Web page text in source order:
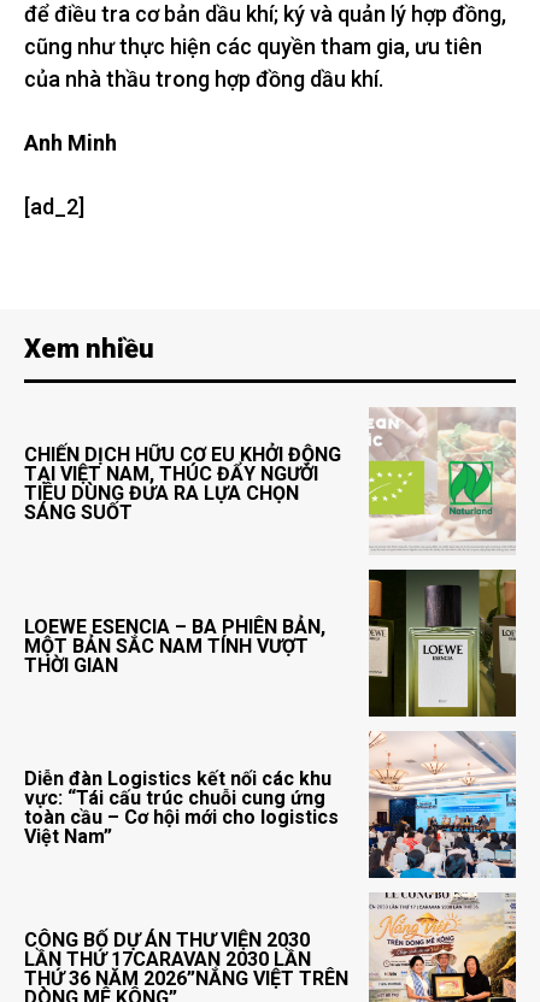
để điều tra cơ bản dầu khí; ký và quản lý hợp đồng,
cũng như thực hiện các quyền tham gia, ưu tiên
của nhà thầu trong hợp đồng dầu khí.
Anh Minh
[ad_2]
Xem nhiều
CHIẾN DỊCH HỮU CƠ EU KHỞI ĐỘNG
TẠI VIỆT NAM, THÚC ĐẨY NGƯỜI
TIÊU DÙNG ĐƯA RA LỰA CHỌN
SÁNG SUỐT
LOEWE ESENCIA – BA PHIÊN BẢN,
MỘT BẢN SẮC NAM TÍNH VƯỢT
THỜI GIAN
Diễn đàn Logistics kết nối các khu
vực: “Tái cấu trúc chuỗi cung ứng
toàn cầu – Cơ hội mới cho logistics
Việt Nam”
CÔNG BỐ DỰ ÁN THƯ VIỆN 2030
LẦN THỨ 17CARAVAN 2030 LẦN
THỨ 36 NĂM 2026”NẮNG VIỆT TRÊN